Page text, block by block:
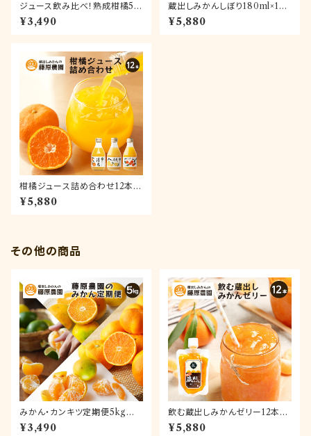
ジュース飲み比べ！熟成柑橘5本
ギフト～和歌山県海南市下津町
産カンキツ100％ストレートジュ
¥3,490
蔵出しみかんしぼり180ml×12
本【送料無料】
¥5,880
柑橘ジュース詰め合わせ12本|
和歌山県海南市下津町産の果
汁100%ストレートジュース
¥5,880
その他の商品
みかん・カンキツ定期便5kg｜
和歌山県下津町の藤原農園から
旬のみかんを毎月産地直送でお
¥3,490
飲む蔵出しみかんゼリー12本セ
ット【送料無料】
¥5,880